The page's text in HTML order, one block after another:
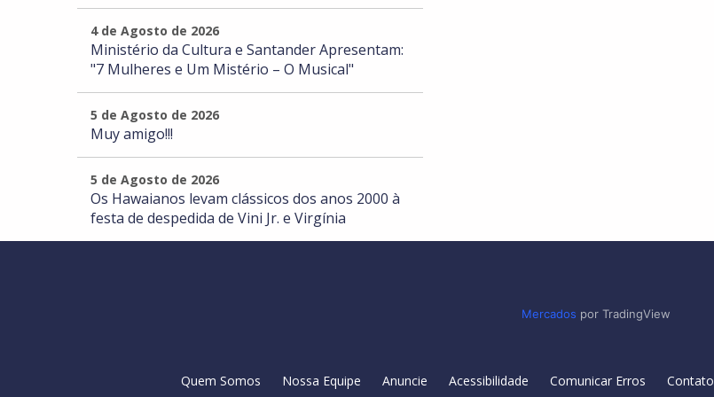
4 de Agosto de 2026
Ministério da Cultura e Santander Apresentam:
"7 Mulheres e Um Mistério – O Musical"
5 de Agosto de 2026
Muy amigo!!!
5 de Agosto de 2026
Os Hawaianos levam clássicos dos anos 2000 à
festa de despedida de Vini Jr. e Virgínia
Mercados por TradingView
Quem Somos Nossa Equipe Anuncie Acessibilidade Comunicar Erros Contato